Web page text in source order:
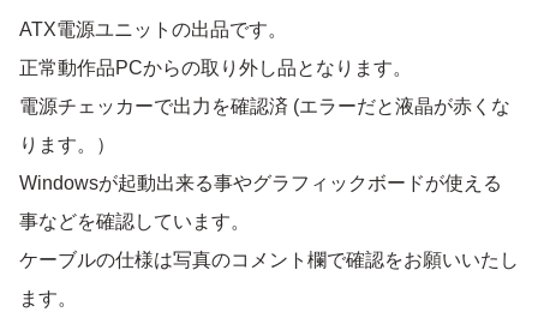
ATX電源ユニットの出品です。
正常動作品PCからの取り外し品となります。
電源チェッカーで出力を確認済 (エラーだと液晶が赤くな
ります。）
Windowsが起動出来る事やグラフィックボードが使える
事などを確認しています。
ケーブルの仕様は写真のコメント欄で確認をお願いいたし
ます。